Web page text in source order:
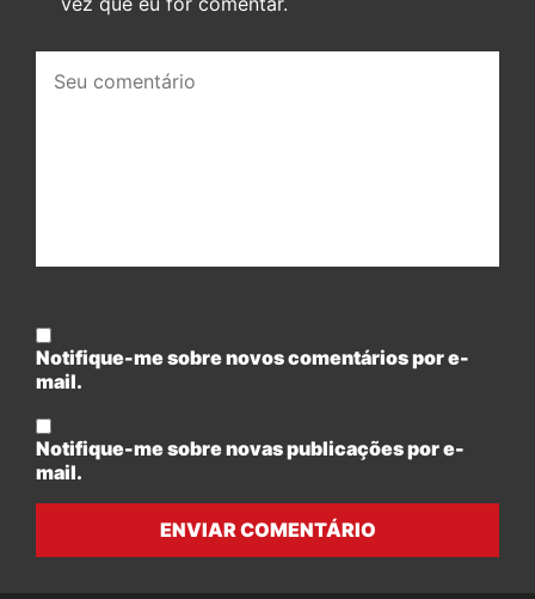
comentário:
Notifique-me sobre novos comentários por e-
mail.
Notifique-me sobre novas publicações por e-
mail.
ENVIAR COMENTÁRIO